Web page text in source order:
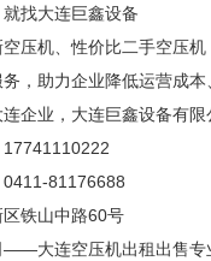
找大连巨鑫设备
压机、性价比二手空压
，助力企业降低运营成本
企业，大连巨鑫设备有
81176688
铁山中路60号
大连空压机出租出售专